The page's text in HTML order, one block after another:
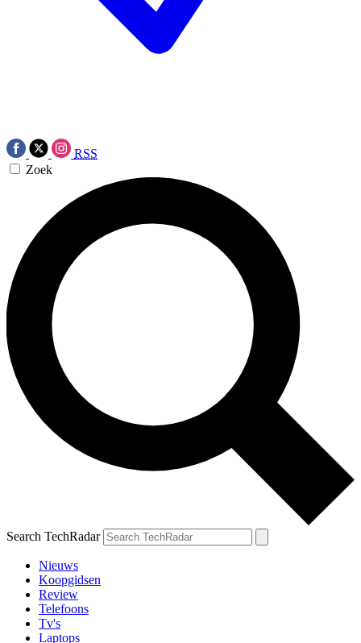
RSS
Zoek
Search TechRadar
Nieuws
Koopgidsen
Review
Telefoons
Tv's
Laptops